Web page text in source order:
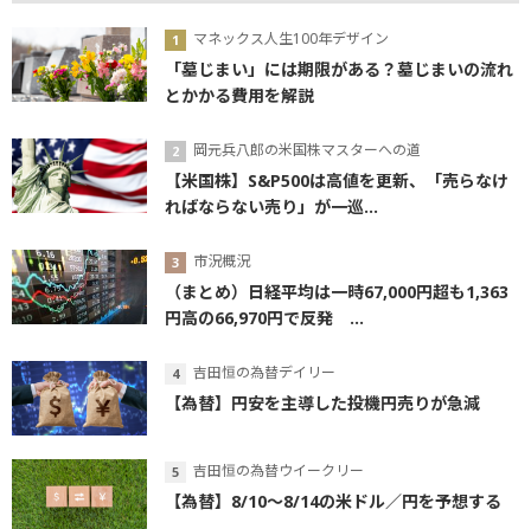
マネックス人生100年デザイン
「墓じまい」には期限がある？墓じまいの流れ
とかかる費用を解説
岡元兵八郎の米国株マスターへの道
【米国株】S&P500は高値を更新、「売らなけ
ればならない売り」が一巡...
市況概況
（まとめ）日経平均は一時67,000円超も1,363
円高の66,970円で反発 ...
吉田恒の為替デイリー
【為替】円安を主導した投機円売りが急減
吉田恒の為替ウイークリー
【為替】8/10～8/14の米ドル／円を予想する